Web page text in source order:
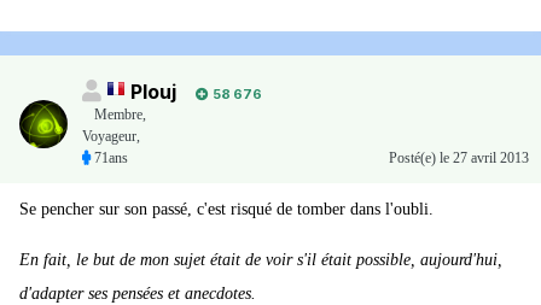
Plouj
58 676
Membre,
Voyageur,
71ans
Posté(e) le 27 avril 2013
Se pencher sur son passé, c'est risqué de tomber dans l'oubli.
En fait, le but de mon sujet était de voir s'il était possible, aujourd'hui,
d'adapter ses pensées et anecdotes.